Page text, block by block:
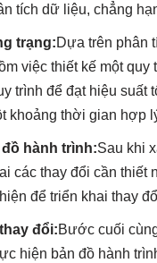
tích dữ liệu, chẳng
trạng:Dựa trên phân
việc thiết kế một
trình để đạt hiệu
khoảng thời gian hợp
hành trình:Sau khi
các thay đổi cần
để triển khai thay
đổi:Bước cuối
hiện bản đồ hành